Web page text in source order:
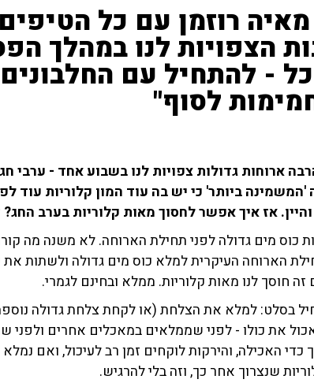
רוזמן עם כל
הצפויות לנו במהלך
- להתחיל עם
לסוף"
ארוחות גדולות צפויות לנו בשבוע אחד - ערבי
'המשמינה ביותר' כי יש בה עוד המון קלוריות עוד
אז איך אפשר לחסוך מאות קלוריות בערב
כוס מים גדולה לפני תחילת הארוחה. לא משנה מה
הארוחה העיקרית למלא כוס מים גדולה ולשתות
חוסך לנו מאות קלוריות. ממלא ובחינם לגמרי.
בסלט: למלא את הצלחת (או לקחת צלחת גדולה
את כולו - לפני שממלאים במאכלים אחרים
כדי האכילה, והירקות לוקחים זמן רב לעיכול, ואם
שנצרוך אחר כך, וזה בלי להרגיש.